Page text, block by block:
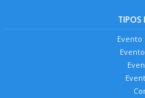
TIPOS
Evento